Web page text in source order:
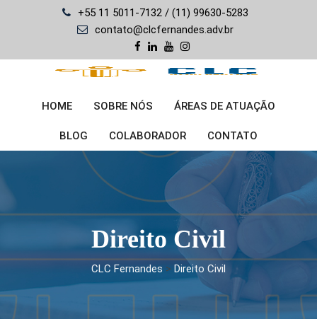
+55 11 5011-7132 / (11) 99630-5283
contato@clcfernandes.adv.br
HOME SOBRE NÓS ÁREAS DE ATUAÇÃO
BLOG COLABORADOR CONTATO
Direito Civil
CLC Fernandes > Direito Civil